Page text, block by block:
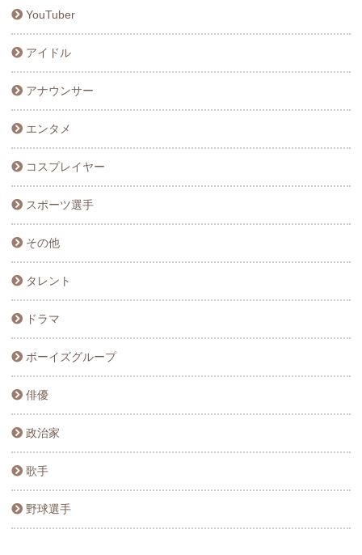
YouTuber
アイドル
アナウンサー
エンタメ
コスプレイヤー
スポーツ選手
その他
タレント
ドラマ
ボーイズグループ
俳優
政治家
歌手
野球選手